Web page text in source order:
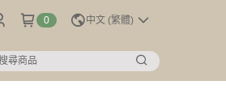
0 中文 (繁體)